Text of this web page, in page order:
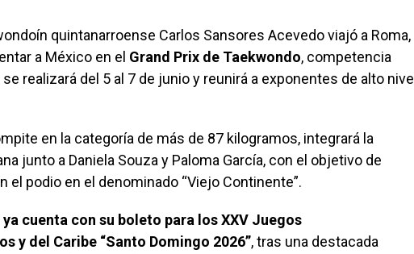
quintanarroense Carlos Sansores Acevedo viajó a Roma,
a México en el Grand Prix de Taekwondo, competencia
realizará del 5 al 7 de junio y reunirá a exponentes de alto nivel
en la categoría de más de 87 kilogramos, integrará la
junto a Daniela Souza y Paloma García, con el objetivo de
el podio en el denominado “Viejo Continente”.
cuenta con su boleto para los XXV Juegos
y del Caribe “Santo Domingo 2026”, tras una destacada